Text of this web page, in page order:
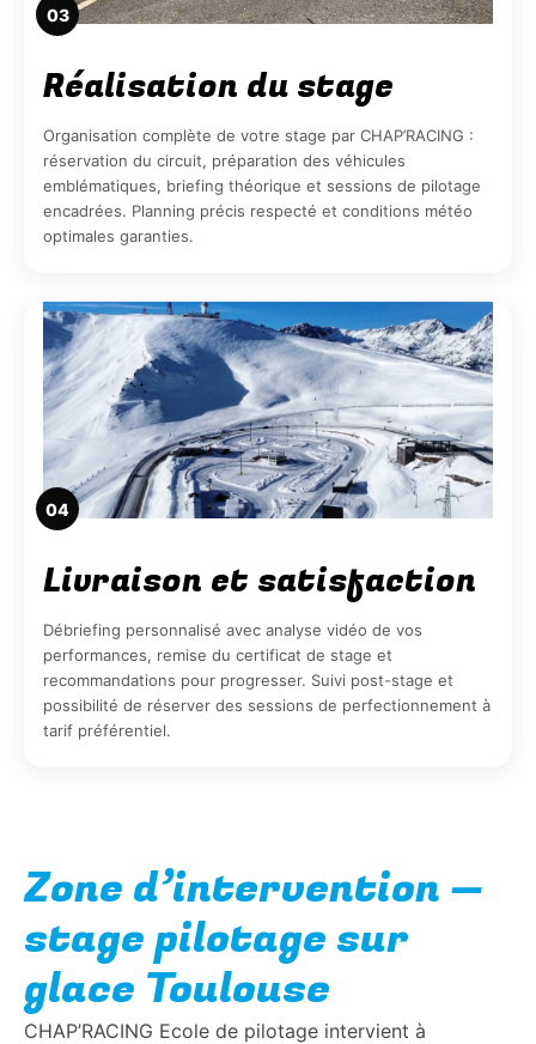
03
Réalisation du stage
Organisation complète de votre stage par CHAP’RACING :
réservation du circuit, préparation des véhicules
emblématiques, briefing théorique et sessions de pilotage
encadrées. Planning précis respecté et conditions météo
optimales garanties.
04
Livraison et satisfaction
Débriefing personnalisé avec analyse vidéo de vos
performances, remise du certificat de stage et
recommandations pour progresser. Suivi post-stage et
possibilité de réserver des sessions de perfectionnement à
tarif préférentiel.
Zone d’intervention —
stage pilotage sur
glace Toulouse
CHAP’RACING Ecole de pilotage intervient à